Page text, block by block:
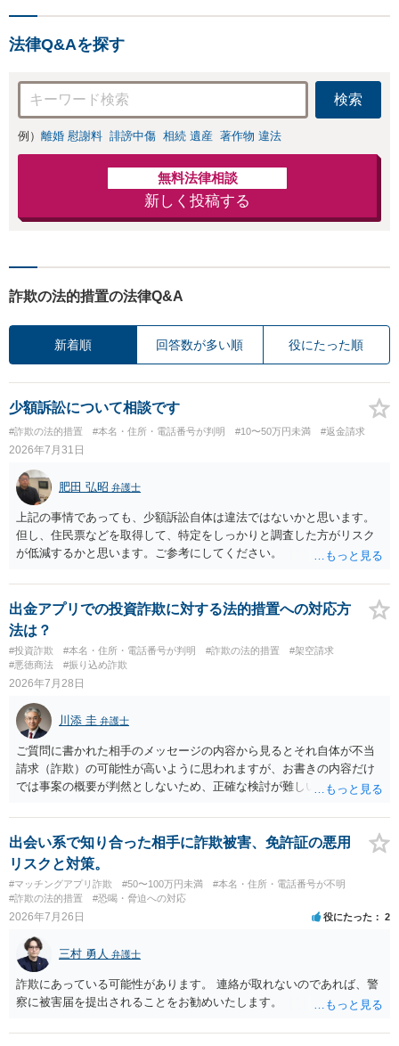
お店の風評被害対
応可：開示請求の
意見照会が来たと
きの対処法、被害
者との示談交渉
法律Q&Aを探す
検索
例） 離婚 慰謝料 誹謗中傷 相続 遺産 著作物 違法
無料法律相談
新しく投稿する
詐欺の法的措置の法律Q&A
新着順 回答数が多い順 役にたった順
少額訴訟について相談です
#詐欺の法的措置 #本名・住所・電話番号が判明 #10〜50万円未満 #返金請求
2026年7月31日
肥田 弘昭 弁護士
上記の事情であっても、少額訴訟自体は違法ではないかと思います。
但し、住民票などを取得して、特定をしっかりと調査した方がリスク
が低減するかと思います。ご参考にしてください。
出金アプリでの投資詐欺に対する法的措置への対応方
法は？
#投資詐欺 #本名・住所・電話番号が判明 #詐欺の法的措置
#架空請求
#悪徳商法
#振り込め詐欺
2026年7月28日
川添 圭 弁護士
ご質問に書かれた相手のメッセージの内容から見るとそれ自体が不当
請求（詐欺）の可能性が高いように思われますが、お書きの内容だけ
では事案の概要が判然としないため、正確な検討が難しいです。例え
画面を見て貰いながらアドバイスう受けた方が確実です。
出会い系で知り合った相手に詐欺被害、免許証の悪用
リスクと対策。
#マッチングアプリ詐欺 #50〜100万円未満
#本名・住所・電話番号が不明
#詐欺の法的措置
#恐喝・脅迫への対応
2026年7月26日 役にたった 2
三村 勇人 弁護士
詐欺にあっている可能性があります。 連絡が取れないのであれば、警
察に被害届を提出されることをお勧めいたします。